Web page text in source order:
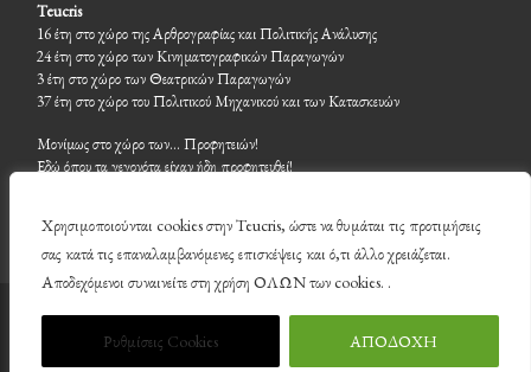
Χρησιμοποιούνται cookies στην Teucris, ώστε να θυμάται τις προτιμήσεις
σας κατά τις επαναλαμβανόμενες επισκέψεις και ό,τι άλλο χρειάζεται.
Αποδεχόμενοι συναινείτε στη χρήση ΟΛΩΝ των cookies. .
Ρυθμίσεις Cookies ΑΠΟΔΟΧΗ
Teucris
16 έτη στο χώρο της Αρθρογραφίας και Πολιτικής Ανάλυσης
24 έτη στο χώρο των Κινηματογραφικών Παραγωγών
3 έτη στο χώρο των Θεατρικών Παραγωγών
37 έτη στο χώρο του Πολιτικού Μηχανικού και των Κατασκευών
Μονίμως στο χώρο των… Προφητειών!
Εδώ όπου τα γεγονότα είχαν ήδη προφητευθεί!
© 2026Teucris– Με επιφύλαξη παντός δικαιώματος
Υλοποιήθηκε από